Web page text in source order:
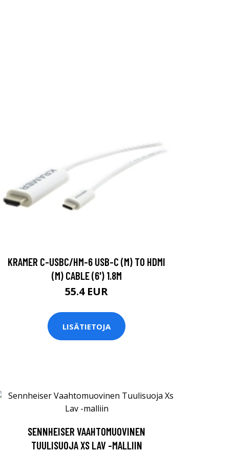
KRAMER C-USBC/HM-6 USB-C (M) TO HDMI
(M) CABLE (6') 1.8M
55.4 EUR
LISÄTIETOJA
SENNHEISER VAAHTOMUOVINEN
TUULISUOJA XS LAV -MALLIIN